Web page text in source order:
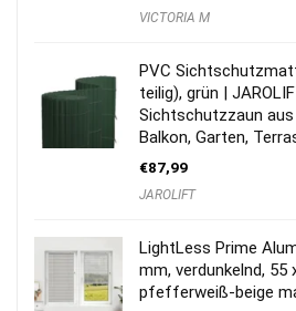
VICTORIA M
PVC
teilig), grün |
Sichtschutzzaun
Balkon, Garten,
€87,99
JAROLIFT
LightLess Prime
mm, verdunkelnd, 55
pfefferweiß-beige